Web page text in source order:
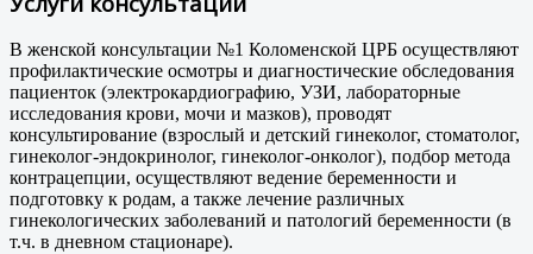
В женской консультации №1 Коломенской ЦРБ осуществляют
профилактические осмотры и диагностические обследования
пациенток (электрокардиографию, УЗИ, лабораторные
исследования крови, мочи и мазков), проводят
консультирование (взрослый и детский гинеколог, стоматолог,
гинеколог-эндокринолог, гинеколог-онколог), подбор метода
контрацепции, осуществляют ведение беременности и
подготовку к родам, а также лечение различных
гинекологических заболеваний и патологий беременности (в
т.ч. в дневном стационаре).